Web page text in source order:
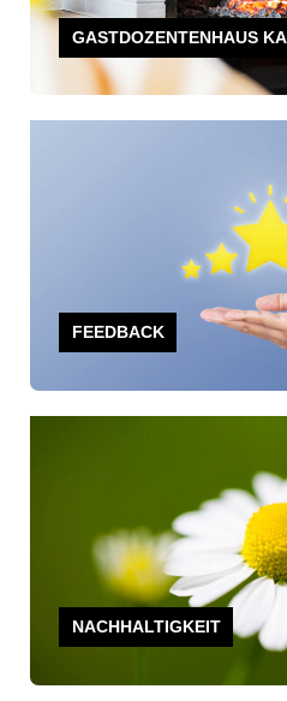
GASTDOZENTENHAUS
FEEDBACK
NACHHALTIGKEIT